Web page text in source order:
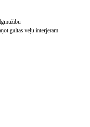
gultas veļu interjeram